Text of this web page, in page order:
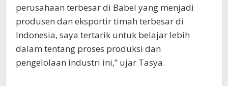
perusahaan terbesar di Babel yang menjadi
produsen dan eksportir timah terbesar di
Indonesia, saya tertarik untuk belajar lebih
dalam tentang proses produksi dan
pengelolaan industri ini,” ujar Tasya.